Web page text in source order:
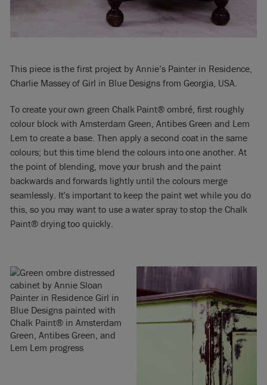
This piece is the first project by Annie’s Painter in Residence,
Charlie Massey of Girl in Blue Designs from Georgia, USA.
To create your own green Chalk Paint® ombré, first roughly
colour block with Amsterdam Green, Antibes Green and Lem
Lem to create a base. Then apply a second coat in the same
colours; but this time blend the colours into one another. At
the point of blending, move your brush and the paint
backwards and forwards lightly until the colours merge
seamlessly. It’s important to keep the paint wet while you do
this, so you may want to use a water spray to stop the Chalk
Paint® drying too quickly.